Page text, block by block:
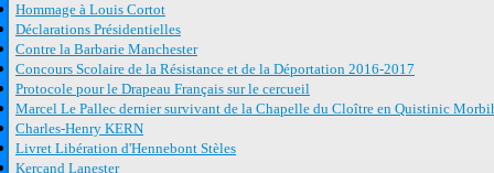
Hommage à Louis Cortot
Déclarations Présidentielles
Contre la Barbarie Manchester
Concours Scolaire de la Résistance et de la Déportation 2016-2017
Protocole pour le Drapeau Français sur le cercueil
Marcel Le Pallec dernier survivant de la Chapelle du Cloître en Quistinic
Charles-Henry KERN
Livret Libération d'Hennebont Stèles
Kercand Lanester